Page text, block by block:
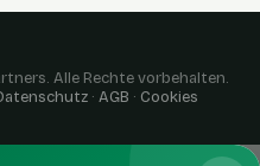
Alle Rechte vorbehalten.
· AGB · Cookies